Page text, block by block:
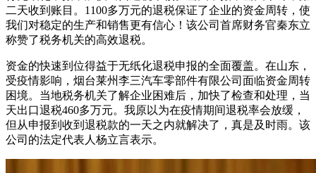
二天收到账目。1100多万元的退税保证了企业的资金周转，使
我们对稳定的生产和销售更有信心！该公司首席财务官秦东立
称赞了税务机关的高效退税。
资金的快速到位得益于无纸化退税申报的全面覆盖。在山东，
受疫情影响，烟台莱州李三汽车零部件有限公司面临资金周转
困境。当地税务机关了解企业困难后，加快了检查和处理，当
天出口退税460多万元。我原以为在疫情期间退税率会放缓，
但从申报到收到退税款的一天之内就解决了，真是及时雨。该
公司的法定代表人杨立言表示。